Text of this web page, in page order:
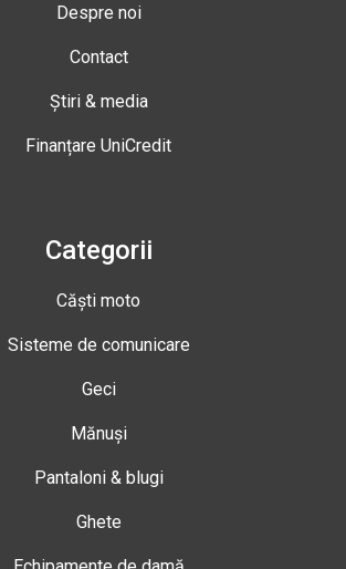
Despre noi
Contact
Știri & media
Finanțare UniCredit
Categorii
Căști moto
Sisteme de comunicare
Geci
Mănuși
Pantaloni & blugi
Ghete